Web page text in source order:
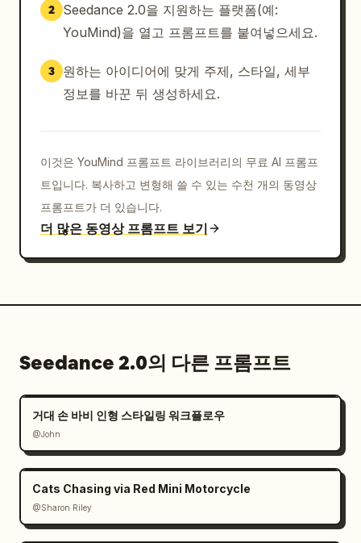
2
Seedance 2.0을 지원하는 플랫폼(예:
YouMind)을 열고 프롬프트를 붙여넣으세요.
3
원하는 아이디어에 맞게 주제, 스타일, 세부
정보를 바꾼 뒤 생성하세요.
이것은 YouMind 프롬프트 라이브러리의 무료 AI 프롬프
트입니다. 복사하고 변형해 쓸 수 있는 수천 개의 동영상
프롬프트가 더 있습니다.
더 많은 동영상 프롬프트 보기
Seedance 2.0의 다른 프롬프트
거대 손 바비 인형 스타일링 워크플로우
@John
Cats Chasing via Red Mini Motorcycle
@Sharon Riley